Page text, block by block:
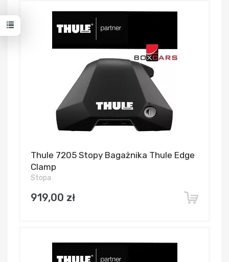
Thule 7205 Stopy Bagażnika Thule Edge
Clamp
Stopa
919,00 zł